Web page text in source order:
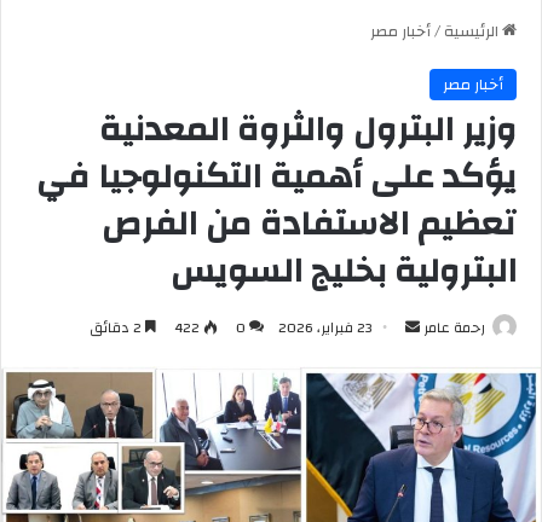
الرئيسية/أخبار مصر
أخبار مصر
وزير البترول والثروة المعدنية
يؤكد على أهمية التكنولوجيا في
تعظيم الاستفادة من الفرص
البترولية بخليج السويس
رحمة عامر
أرسل
إلكترونيا
23 فبراير، 2026 0
422